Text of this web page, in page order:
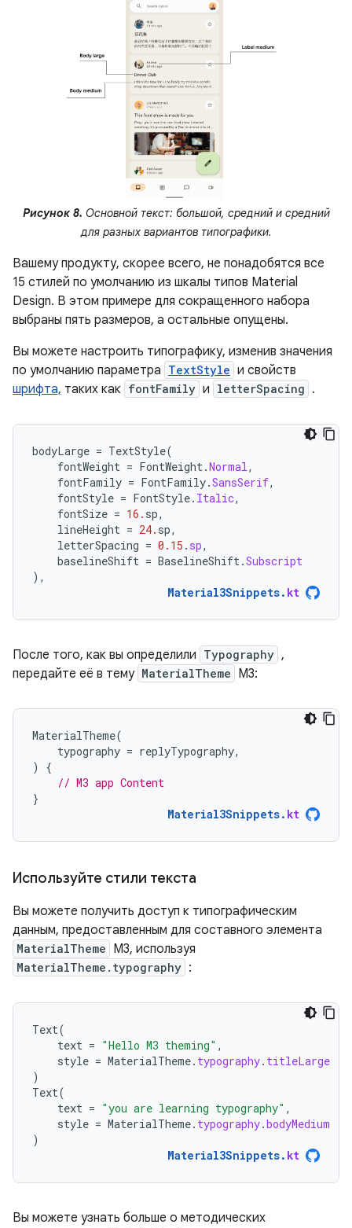
Рисунок 8. Основной текст: большой, средний и средний
для разных вариантов типографики.
Вашему продукту, скорее всего, не понадобятся все
15 стилей по умолчанию из шкалы типов Material
Design. В этом примере для сокращенного набора
выбраны пять размеров, а остальные опущены.
Вы можете настроить типографику, изменив значения
по умолчанию параметра TextStyle и свойств
шрифта, таких как fontFamily и letterSpacing .
bodyLarge = TextStyle(
fontWeight = FontWeight.Normal,
fontFamily = FontFamily.SansSerif,
fontStyle = FontStyle. Italic,
fontSize = 16. sp,
lineHeight = 24. sp,
letterSpacing = 0.15 . sp,
baselineShift = BaselineShift.Subscript
),
Material3Snippets. kt
После того, как вы определили Typography ,
передайте её в тему MaterialTheme M3:
MaterialTheme(
typography = replyTypography,
)
{
// M3 app Content
}
Material3Snippets. kt
Используйте стили текста
Вы можете получить доступ к типографическим
данным, предоставленным для составного элемента
MaterialTheme M3, используя
MaterialTheme.typography :
Text(
text = "Hello M3 theming" ,
style = MaterialTheme. typography. titleLarge
)
Text(
text = "you are learning typography" ,
style = MaterialTheme. typography.bodyMedium
)
Material3Snippets. kt
Вы можете узнать больше о методических